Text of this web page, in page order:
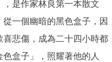
是作家林良第一本散文
一個幽暗的黑色盒子，因
悲傷，成為二十四小時都
盒子」，照耀著他的人